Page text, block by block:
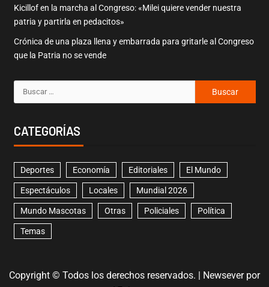
Kicillof en la marcha al Congreso: «Milei quiere vender nuestra
patria y partirla en pedacitos»
Crónica de una plaza llena y embarrada para gritarle al Congreso
que la Patria no se vende
CATEGORÍAS
Deportes Economía Editoriales El Mundo
Espectáculos Locales Mundial 2026
Mundo Mascotas Otras Policiales Política
Temas
Copyright © Todos los derechos reservados. | Newseverpor